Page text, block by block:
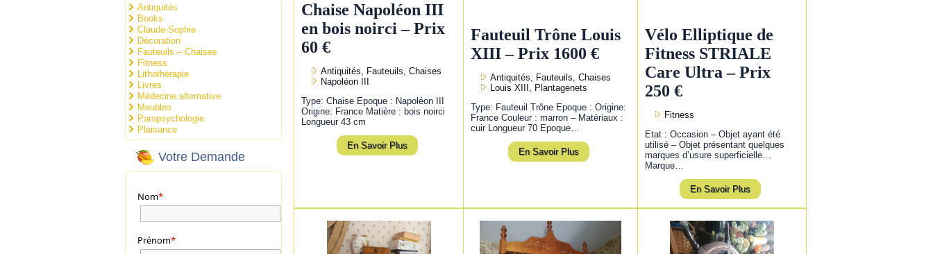
Antiquités
Books
Claude-Sophie
Décoration
Fauteuils – Chaises
Fitness
Lithothérapie
Livres
Médecine alternative
Meubles
Parapsychologie
Plaisance
Votre Demande
Nom*
Prénom*
Chaise Napoléon III
en bois noirci – Prix
60 €
Antiquités, Fauteuils, Chaises
Napoléon III
Type: Chaise Epoque : Napoléon III
Origine: France Matière : bois noirci
Longueur 43 cm
En Savoir Plus
Fauteuil Trône Louis
XIII – Prix 1600 €
Antiquités, Fauteuils, Chaises
Louis XIII, Plantagenets
Type: Fauteuil Trône Epoque : Origine:
France Couleur : marron – Matériaux :
cuir Longueur 70 Epoque…
En Savoir Plus
Vélo Elliptique de
Fitness STRIALE
Care Ultra – Prix
250 €
Fitness
Etat : Occasion – Objet ayant été
utilisé – Objet présentant quelques
marques d’usure superficielle…
Marque…
En Savoir Plus